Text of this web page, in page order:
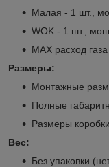
Малая - 1 шт.,
WOK - 1 шт.,
MAX расход
Размеры:
Монтажные
Полные
Размеры
Вес:
Без упаковки